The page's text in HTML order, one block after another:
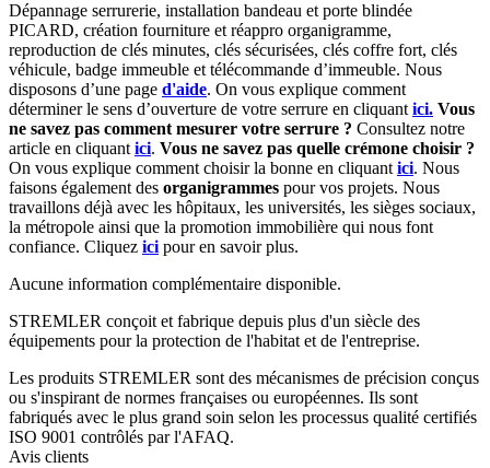
Dépannage serrurerie, installation bandeau et porte blindée
PICARD, création fourniture et réappro organigramme,
reproduction de clés minutes, clés sécurisées, clés coffre fort, clés
véhicule, badge immeuble et télécommande d’immeuble. Nous
disposons d’une page d'aide. On vous explique comment
déterminer le sens d’ouverture de votre serrure en cliquant ici. Vous
ne savez pas comment mesurer votre serrure ? Consultez notre
article en cliquant ici. Vous ne savez pas quelle crémone choisir ?
On vous explique comment choisir la bonne en cliquant ici. Nous
faisons également des organigrammes pour vos projets. Nous
travaillons déjà avec les hôpitaux, les universités, les sièges sociaux,
la métropole ainsi que la promotion immobilière qui nous font
confiance. Cliquez ici pour en savoir plus.
Aucune information complémentaire disponible.
STREMLER conçoit et fabrique depuis plus d'un siècle des
équipements pour la protection de l'habitat et de l'entreprise.
Les produits STREMLER sont des mécanismes de précision conçus
ou s'inspirant de normes françaises ou européennes. Ils sont
fabriqués avec le plus grand soin selon les processus qualité certifiés
ISO 9001 contrôlés par l'AFAQ.
Avis clients